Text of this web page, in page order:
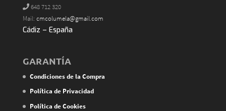
648 712 320
Mail: cmcolumela@gmail.com
Cádiz – España
GARANTÍA
Condiciones de la Compra
Política de Privacidad
Política de Cookies